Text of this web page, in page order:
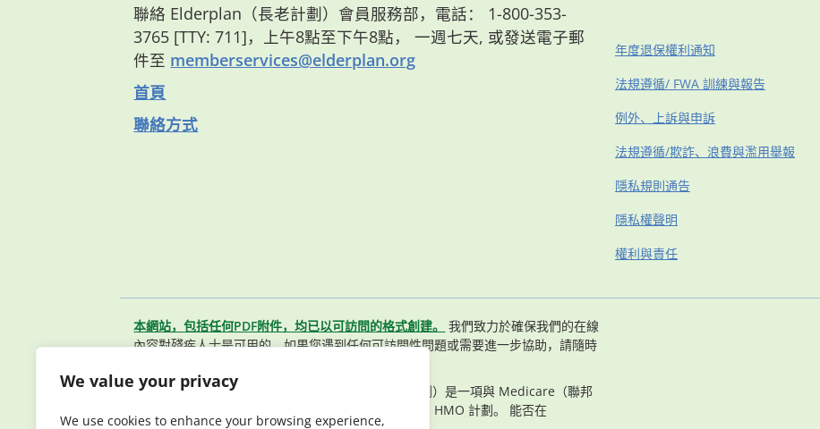
We value your privacy
We use cookies to enhance your browsing experience,
聯絡 Elderplan（長老計劃）會員服務部，電話： 1-800-353-
3765 [TTY: 711]，上午8點至下午8點， 一週七天, 或發送電子郵
件至 memberservices@elderplan.org
首頁
聯絡方式
年度退保權利通知
法規遵循/ FWA 訓練與報告
例外、上訴與申訴
法規遵循/欺詐、浪費與濫用舉報
隱私規則通告
隱私權聲明
權利與責任
本網站，包括任何PDF附件，均已以可訪問的格式創建。
我們致力於確保我們的在線
內容對殘疾人士是可用的。如果您遇到任何可訪問性問題或需要進一步協助，請隨時
© 2026 Elderplan. 版權所有。 Elderplan（長老計劃）是一項與 Medicare（聯邦
醫療保險）及 Medicaid（聯邦醫療補助）簽有合約的 HMO 計劃。 能否在